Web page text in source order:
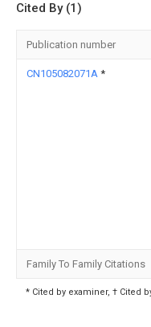
Cited By (1)
Publication number
CN105082071A *
Family To Family Citations
* Cited by examiner, † Cited